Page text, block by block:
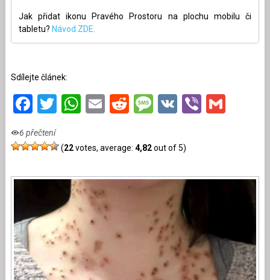
Jak přidat ikonu Pravého Prostoru na plochu mobilu či
tabletu? Návod ZDE.
Sdílejte článek:
Facebook
Twitter
WhatsApp
EmailRedditMessage
VKViber
6 přečtení
(22votes, average: 4,82out of 5)